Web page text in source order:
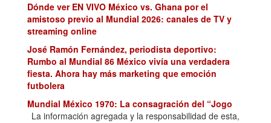
Dónde ver EN VIVO México vs. Ghana por el
amistoso previo al Mundial 2026: canales de TV y
streaming online
José Ramón Fernández, periodista deportivo:
Rumbo al Mundial 86 México vivía una verdadera
fiesta. Ahora hay más marketing que emoción
futbolera
Mundial México 1970: La consagración del “Jogo
Bonito” y el tercer título de Pelé
La información agregada y la responsabilidad de esta,